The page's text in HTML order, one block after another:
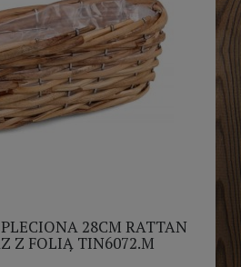
28CM RATTAN
Z FOLIĄ TIN6072.M